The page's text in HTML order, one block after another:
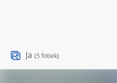
Ja(5 fotiek)